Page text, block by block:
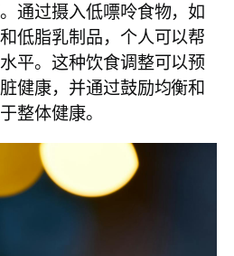
通过摄入低嘌呤食物，如
低脂乳制品，个人可以帮
平。这种饮食调整可以预
健康，并通过鼓励均衡和
整体健康。